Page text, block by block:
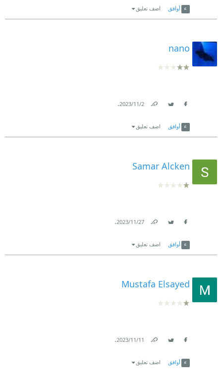
أوافق اضف تعليق
nano
2‏/11‏/2023
.
أوافق اضف تعليق
Samar Alcken
27‏/11‏/2023
.
أوافق اضف تعليق
Mustafa Elsayed
11‏/11‏/2023
.
أوافق اضف تعليق